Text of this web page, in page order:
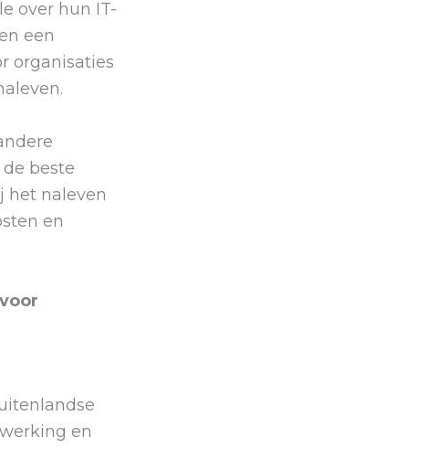
over hun IT-
een
organisaties
beste
het naleven
en
en